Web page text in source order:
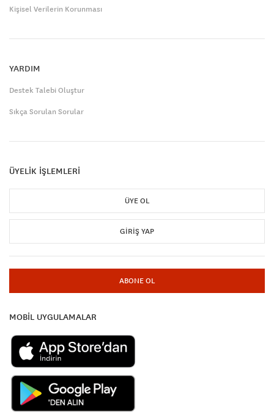
Kişisel Verilerin Korunması
YARDIM
Destek Talebi Oluştur
Sıkça Sorulan Sorular
ÜYELİK İŞLEMLERİ
ÜYE OL
GIRIŞ YAP
ABONE OL
MOBİL UYGULAMALAR